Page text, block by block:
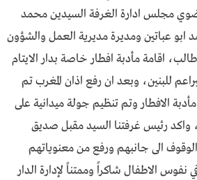
مجلس ادارة الغرفة السيدين محمد
عباتين ومديرة مديرية العمل والشؤون
اقامة مأدبة افطار خاصة بدار الايتام
للبنين، وبعد ان رفع اذان المغرب تم
الافطار وتم تنظيم جولة ميدانية على
واكد رئيس غرفتنا السيد مقبل صديق
الى جانبهم ورفع من معنوياتهم
الاطفال شاكراً وممتناً لإدارة الدار